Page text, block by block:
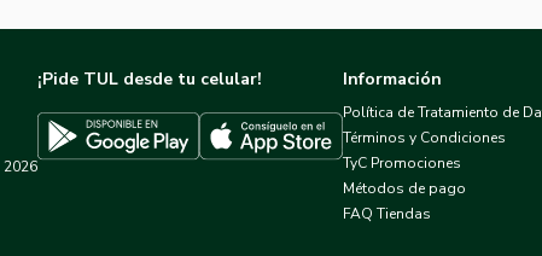
2026
¡Pide TUL desde tu celular!
Descargar TUL en Google PlayDescargar TUL en App Store
Información
Política de Tratamiento de
Términos y Condiciones
TyC Promociones
Métodos de pago
FAQ Tiendas